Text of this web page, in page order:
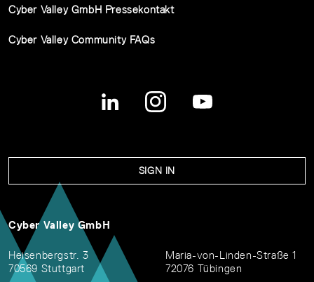
Cyber Valley GmbH Pressekontakt
Cyber Valley Community FAQs
SIGN IN
Cyber Valley GmbH
Heisenbergstr. 3
70569 Stuttgart
Maria-von-Linden-Straße 1
72076 Tübingen